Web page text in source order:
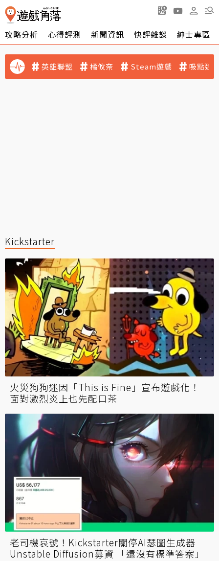
攻略分析 心得評測 新聞資訊 快評雜談 紳士專區
英雄聯盟 橘攸奈 Steam遊戲 吸點迷
Kickstarter
火災狗狗迷因「This is Fine」宣布遊戲化！
面對激烈炎上也先配口茶
老司機哀號！Kickstarter關停AI瑟圖生成器
Unstable Diffusion募資 「還沒有標準答案」